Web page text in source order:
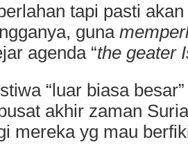
tapi pasti
guna
agenda “the geater
“luar biasa
akhir zaman
mereka yg mau